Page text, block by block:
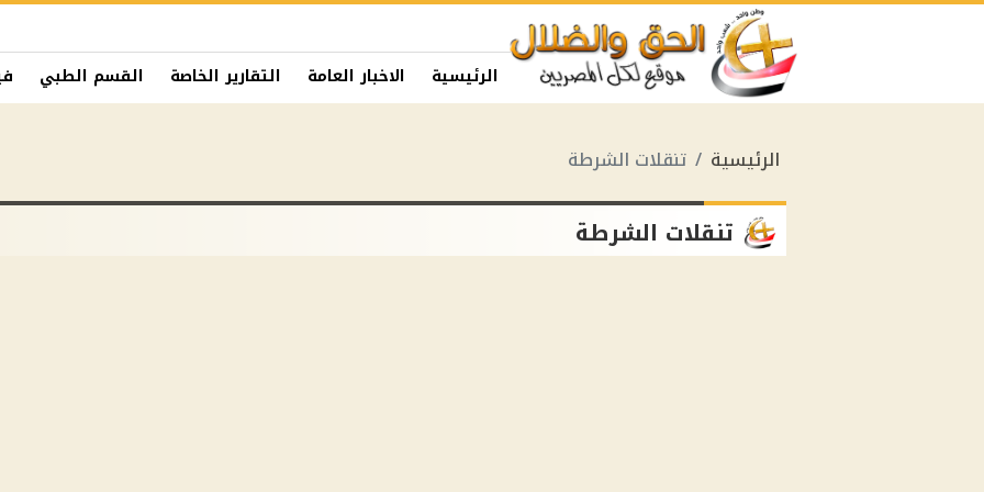
الرئيسية الاخبار العامة التقارير الخاصة القسم الطبي
الرئيسية تنقلات الشرطة
تنقلات الشرطة